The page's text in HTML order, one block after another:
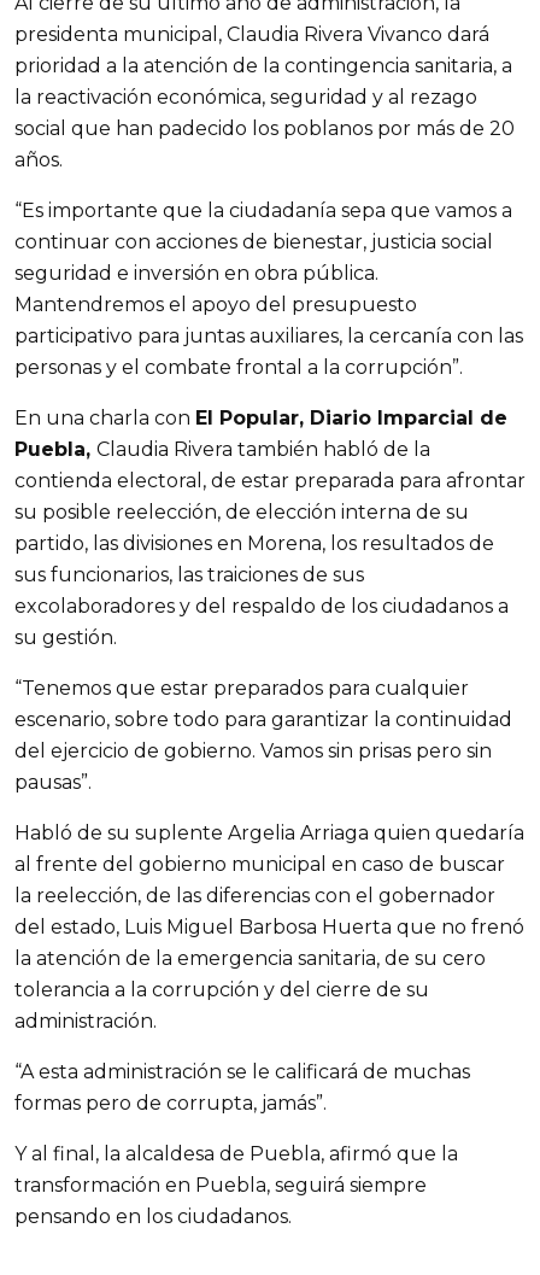
presidenta municipal, Claudia Rivera Vivanco dará
prioridad a la atención de la contingencia sanitaria, a
la reactivación económica, seguridad y al rezago
social que han padecido los poblanos por más de 20
años.
“Es importante que la ciudadanía sepa que vamos a
continuar con acciones de bienestar, justicia social
seguridad e inversión en obra pública.
Mantendremos el apoyo del presupuesto
participativo para juntas auxiliares, la cercanía con las
personas y el combate frontal a la corrupción”.
En una charla con El Popular, Diario Imparcial de
Puebla, Claudia Rivera también habló de la
contienda electoral, de estar preparada para afrontar
su posible reelección, de elección interna de su
partido, las divisiones en Morena, los resultados de
sus funcionarios, las traiciones de sus
excolaboradores y del respaldo de los ciudadanos a
su gestión.
“Tenemos que estar preparados para cualquier
escenario, sobre todo para garantizar la continuidad
del ejercicio de gobierno. Vamos sin prisas pero sin
pausas”.
Habló de su suplente Argelia Arriaga quien quedaría
al frente del gobierno municipal en caso de buscar
la reelección, de las diferencias con el gobernador
del estado, Luis Miguel Barbosa Huerta que no frenó
la atención de la emergencia sanitaria, de su cero
tolerancia a la corrupción y del cierre de su
administración.
“A esta administración se le calificará de muchas
formas pero de corrupta, jamás”.
Y al final, la alcaldesa de Puebla, afirmó que la
transformación en Puebla, seguirá siempre
pensando en los ciudadanos.